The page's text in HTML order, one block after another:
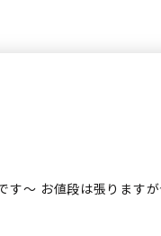
す〜 お値段は張ります